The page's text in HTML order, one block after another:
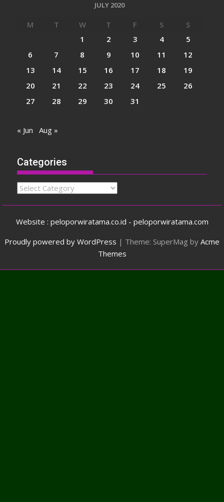
JULY 2020
M T W T F S
S
1
2 3 4
5
6
7 8 9 10 11
12
13
14 15 16 17 18
19
20
21 22 23 24 25
26
27
28 29 30 31
« Jun Aug »
Categories
Categories
Website : peloporwiratama.co.id - peloporwiratama.com
Proudly powered by WordPress | Theme: SuperMag by Acme
Themes